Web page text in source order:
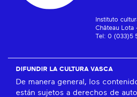
Instituto
Château Lota
Tel: 0 (033)5
DIFUNDIR LA CULTURA VASCA
De manera general, los
están sujetos a derechos de